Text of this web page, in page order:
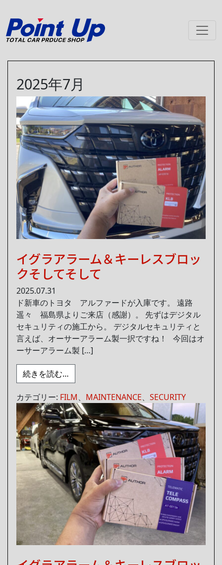
メインナビゲーション
2025年7月
イグラアラーム＆キーレスブロッ
クそしてそして
2025.07.31
ド新車のトヨタ アルファードが入庫です。 遠路
遥々 福島県よりご来店（感謝）。 先ずはデジタル
セキュリティの施工から。 デジタルセキュリティと
言えば、オーサーアラーム製一択ですね！ 今回はオ
ーサーアラーム製 […]
続きを読む…
カテゴリー: FILM、 MAINTENANCE、 SECURITY